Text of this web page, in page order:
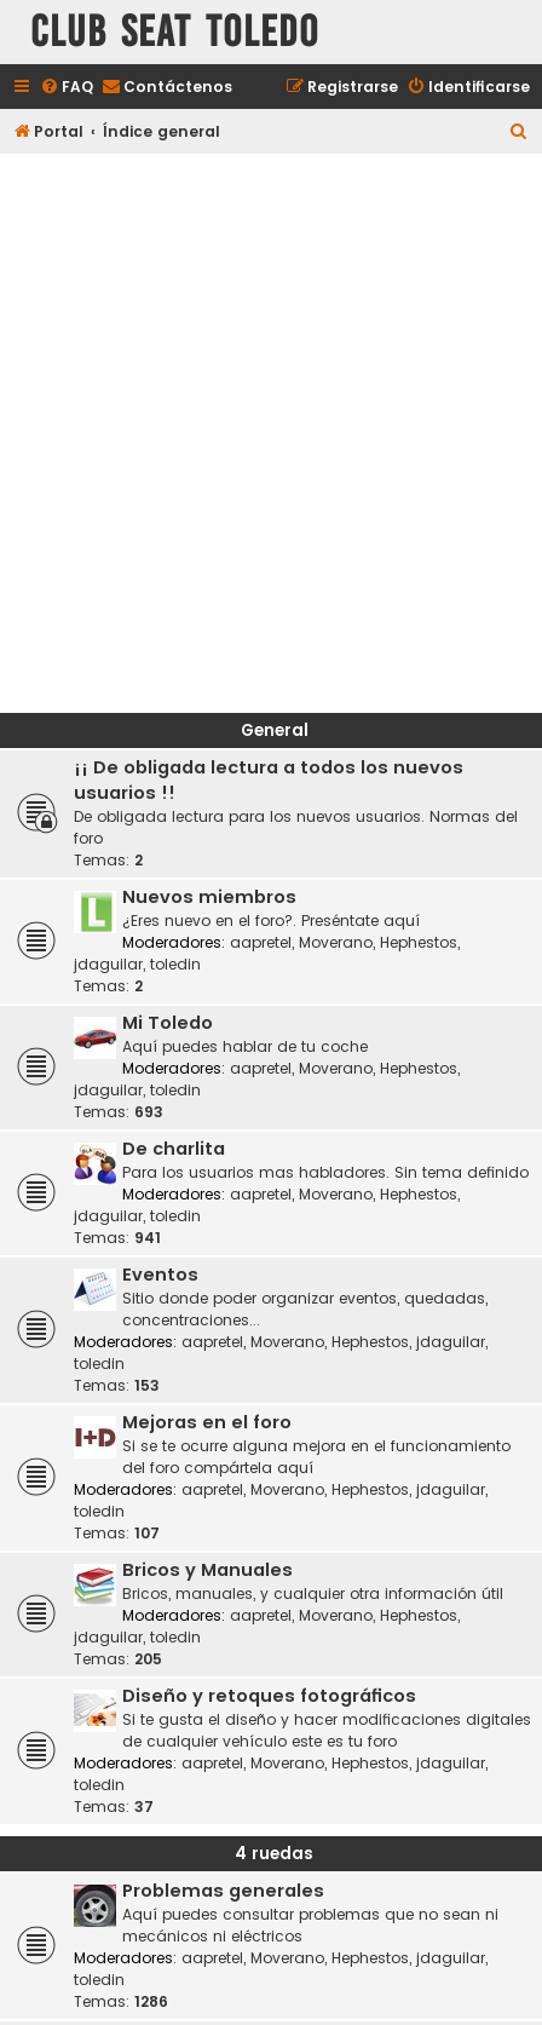
Club Seat Toledo
FAQ Contáctenos Identificarse
Registrarse
Portal Índice general
General
¡¡ De obligada lectura a todos los nuevos
usuarios !!
De obligada lectura para los nuevos usuarios. Normas del
foro
Temas: 2
Nuevos miembros
¿Eres nuevo en el foro?. Preséntate aquí
Moderadores: aapretel, Moverano, Hephestos,
jdaguilar, toledin
Temas: 2
Mi Toledo
Aquí puedes hablar de tu coche
Moderadores: aapretel, Moverano, Hephestos,
jdaguilar, toledin
Temas: 693
De charlita
Para los usuarios mas habladores. Sin tema definido
Moderadores: aapretel, Moverano, Hephestos,
jdaguilar, toledin
Temas: 941
Eventos
Sitio donde poder organizar eventos, quedadas,
concentraciones...
Moderadores: aapretel, Moverano, Hephestos, jdaguilar,
toledin
Temas: 153
Mejoras en el foro
Si se te ocurre alguna mejora en el funcionamiento
del foro compártela aquí
Moderadores: aapretel, Moverano, Hephestos, jdaguilar,
toledin
Temas: 107
Bricos y Manuales
Bricos, manuales, y cualquier otra información útil
Moderadores: aapretel, Moverano, Hephestos,
jdaguilar, toledin
Temas: 205
Diseño y retoques fotográficos
Si te gusta el diseño y hacer modificaciones digitales
de cualquier vehículo este es tu foro
Moderadores: aapretel, Moverano, Hephestos, jdaguilar,
toledin
Temas: 37
4 ruedas
Problemas generales
Aquí puedes consultar problemas que no sean ni
mecánicos ni eléctricos
Moderadores: aapretel, Moverano, Hephestos, jdaguilar,
toledin
Temas: 1286